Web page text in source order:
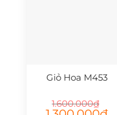
Giỏ Hoa M453
1.600.000₫
Giá
Giá